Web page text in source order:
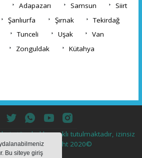
Bu siteye giriş
Adapazarı Samsun
Siirt
Şanlıurfa Şırnak
Tekirdağ
Tunceli Uşak
Van
Zonguldak
Kütahya
tüm hakları saklı tutulmaktadır, izinsiz
Copyright 2020©